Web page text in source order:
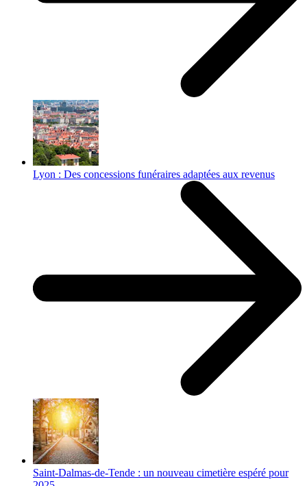
Lyon : Des concessions funéraires adaptées aux revenus
Saint-Dalmas-de-Tende : un nouveau cimetière espéré pour